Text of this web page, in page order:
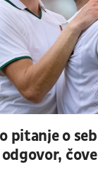
pitanje o